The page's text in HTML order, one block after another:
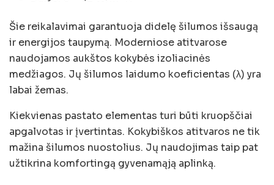
Šie reikalavimai garantuoja didelę šilumos išsaugą
ir energijos taupymą. Moderniose atitvarose
naudojamos aukštos kokybės izoliacinės
medžiagos. Jų šilumos laidumo koeficientas (λ) yra
labai žemas.
Kiekvienas pastato elementas turi būti kruopščiai
apgalvotas ir įvertintas. Kokybiškos atitvaros ne tik
mažina šilumos nuostolius. Jų naudojimas taip pat
užtikrina komfortingą gyvenamąją aplinką.